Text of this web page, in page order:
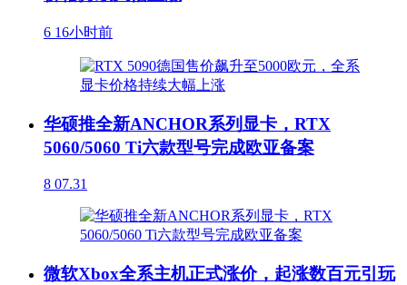
6 16小时前
华硕推全新ANCHOR系列显卡，RTX
5060/5060 Ti六款型号完成欧亚备案
8 07.31
微软Xbox全系主机正式涨价，起涨数百元引玩